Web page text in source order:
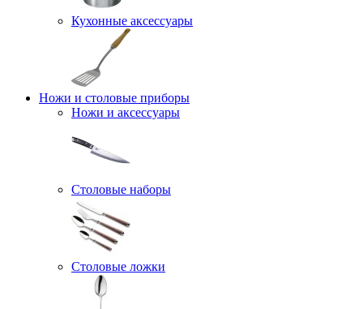
Кухонные аксессуары
Ножи и столовые приборы
Ножи и аксессуары
Столовые наборы
Столовые ложки